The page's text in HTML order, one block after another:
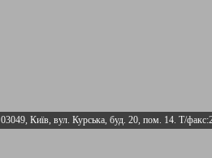
03049, Київ, вул. Курська, буд. 20, пом. 14. Т/